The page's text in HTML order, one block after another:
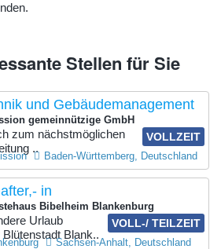
Stellen für Sie
und Gebäudemanagement
gemeinnützige GmbH
VOLLZEIT
zum nächstmöglichen
..
Baden-Württemberg, Deutschland
in
Bibelheim Blankenburg
VOLL-/ TEILZEIT
Urlaub
Blank..
Sachsen-Anhalt, Deutschland